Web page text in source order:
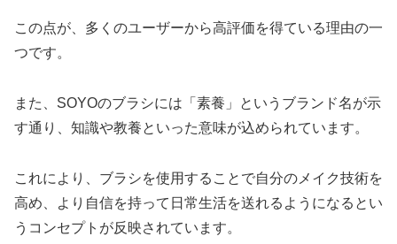
この点が、多くのユーザーから高評価を得ている理由の一
つです。
また、SOYOのブラシには「素養」というブランド名が示
す通り、知識や教養といった意味が込められています。
これにより、ブラシを使用することで自分のメイク技術を
高め、より自信を持って日常生活を送れるようになるとい
うコンセプトが反映されています。